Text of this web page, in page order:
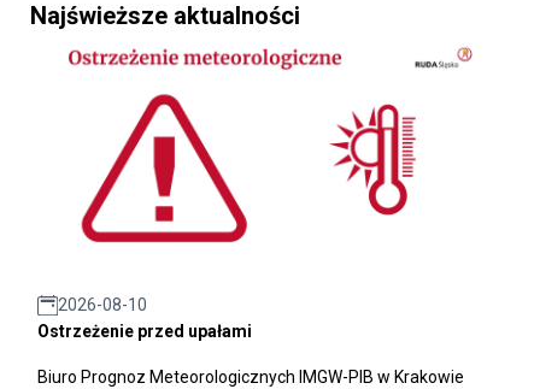
Najświeższe aktualności
2026-08-10
Ostrzeżenie przed upałami
Biuro Prognoz Meteorologicznych IMGW-PIB w Krakowie